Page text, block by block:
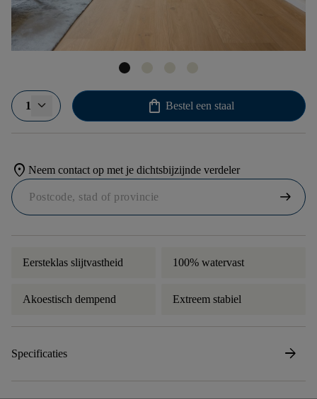
1 shopping_bag Bestel een staal
location_on Neem contact op met je dichtsbijzijnde verdeler
arrow_right_alt
Eersteklas slijtvastheid 100% watervast
Akoestisch dempend Extreem stabiel
Specificaties arrow_forward